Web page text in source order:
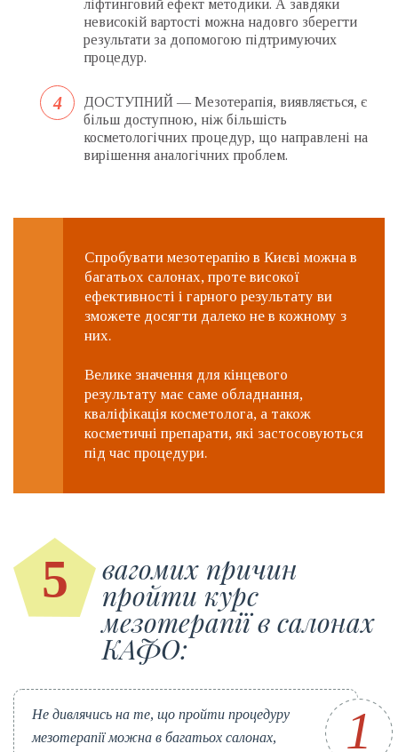
ліфтинговий ефект методики. А завдяки
невисокій вартості можна надовго зберегти
результати за допомогою підтримуючих
процедур.
ДОСТУПНИЙ — Мезотерапія, виявляється, є
більш доступною, ніж більшість
косметологічних процедур, що направлені на
вирішення аналогічних проблем.
Спробувати мезотерапію в Києві можна в
багатьох салонах, проте високої
ефективності і гарного результату ви
зможете досягти далеко не в кожному з
них.
Велике значення для кінцевого
результату має саме обладнання,
кваліфікація косметолога, а також
косметичні препарати, які застосовуються
під час процедури.
5 вагомих причин
пройти курс
мезотерапії в салонах
КАФО:
Не дивлячись на те, що пройти процедуру
мезотерапії можна в багатьох салонах,